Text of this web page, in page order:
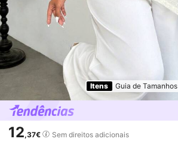
Itens Guia de Tamanhos
12,37€ Sem direitos adicionais